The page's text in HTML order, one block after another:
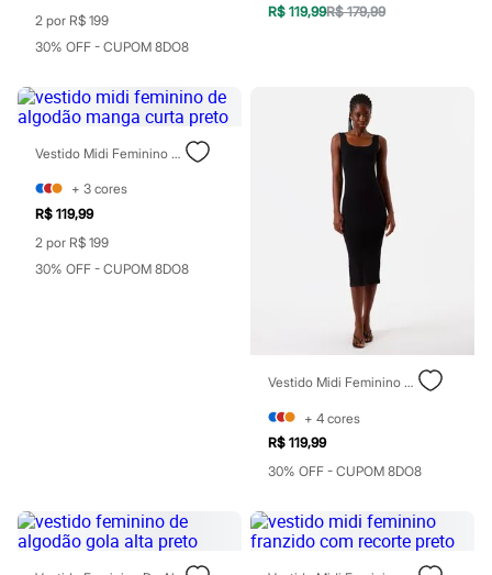
Calçados
Botas
Chinelos
Rasteirinhas
Sandálias
Diversão
Marcas
Baby Club
Fifteen
Miss Fifteen
Palomino
Moda íntima
Hello Kitty
Homem Aranha
Minecraft
2 por R$ 199
30% OFF - CUPOM 8DO8
R$ 119,99R$ 179,99
Vestido Midi Feminino De Algodão Manga Curta Preto
+ 3 cores
R$ 119,99
2 por R$ 199
30% OFF - CUPOM 8DO8
Vestido Midi Feminino De Algodão Decote Quadrado Básico Preto
+ 4 cores
R$ 119,99
30% OFF - CUPOM 8DO8